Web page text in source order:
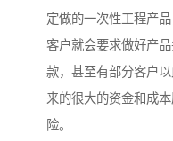
定做的一次性工程产
客户就会要求做好产
款，甚至有部分客户
来的很大的资金和成
险。